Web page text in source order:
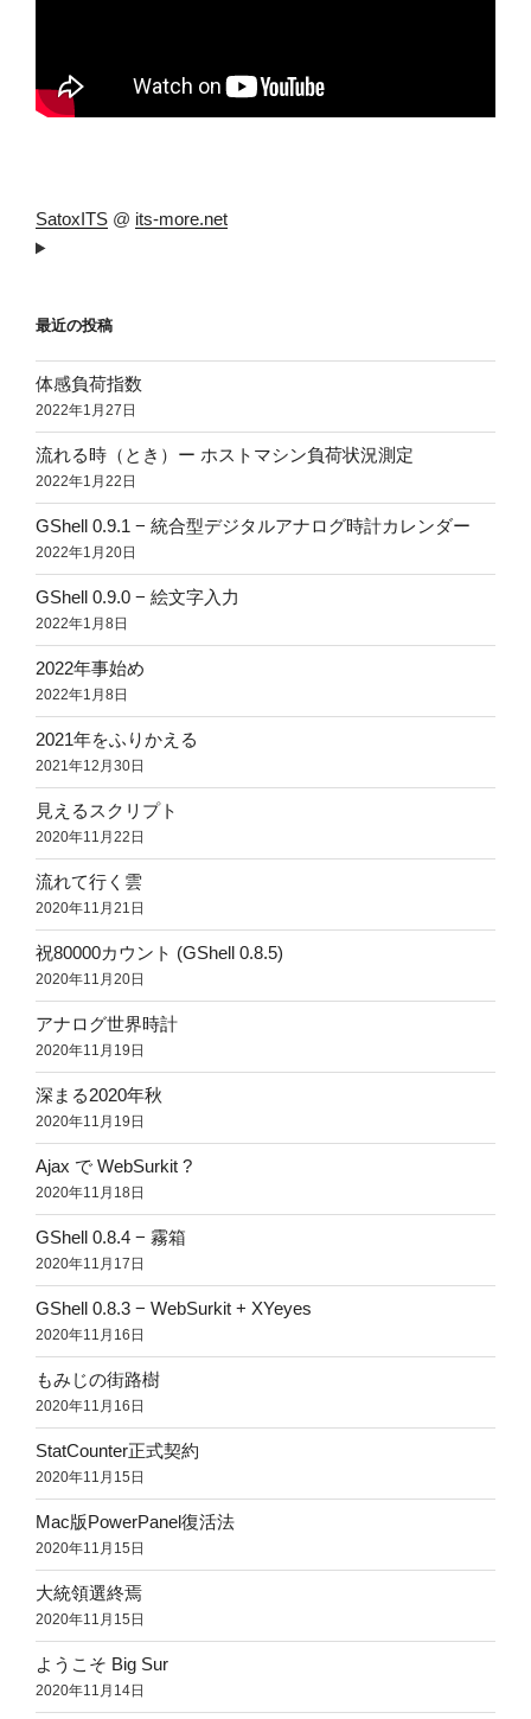
SatoxITS @ its-more.net
最近の投稿
体感負荷指数
2022年1月27日
流れる時（とき）ー ホストマシン負荷状況測定
2022年1月22日
GShell 0.9.1 − 統合型デジタルアナログ時計カレンダー
2022年1月20日
GShell 0.9.0 − 絵文字入力
2022年1月8日
2022年事始め
2022年1月8日
2021年をふりかえる
2021年12月30日
見えるスクリプト
2020年11月22日
流れて行く雲
2020年11月21日
祝80000カウント (GShell 0.8.5)
2020年11月20日
アナログ世界時計
2020年11月19日
深まる2020年秋
2020年11月19日
Ajax で WebSurkit ?
2020年11月18日
GShell 0.8.4 − 霧箱
2020年11月17日
GShell 0.8.3 − WebSurkit + XYeyes
2020年11月16日
もみじの街路樹
2020年11月16日
StatCounter正式契約
2020年11月15日
Mac版PowerPanel復活法
2020年11月15日
大統領選終焉
2020年11月15日
ようこそ Big Sur
2020年11月14日